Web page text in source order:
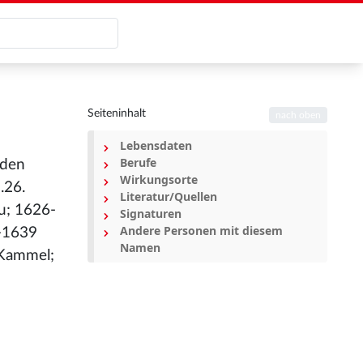
1626-
Seiteninhalt
Lebensdaten
Berufe
Wirkungsorte
Literatur/Quellen
Signaturen
Andere Personen mit diesem
Namen